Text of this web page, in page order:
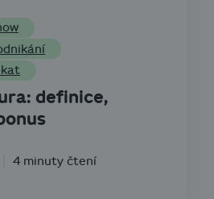
definice,
4 minuty čtení